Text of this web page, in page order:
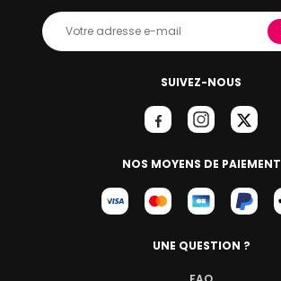
SUIVEZ-NOUS
NOS MOYENS DE PAIEMENT
UNE QUESTION ?